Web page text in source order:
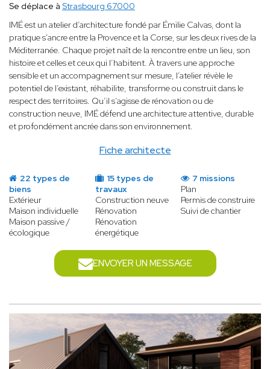
Fiche architecte
Se déplace à Strasbourg 67000
IMÉ est un atelier d’architecture fondé par Émilie Calvas, dont la
pratique s’ancre entre la Provence et la Corse, sur les deux rives de la
Méditerranée. Chaque projet naît de la rencontre entre un lieu, son
histoire et celles et ceux qui l’habitent. À travers une approche
sensible et un accompagnement sur mesure, l’atelier révèle le
potentiel de l’existant, réhabilite, transforme ou construit dans le
respect des territoires. Qu’il s’agisse de rénovation ou de
construction neuve, IMÉ défend une architecture attentive, durable
et profondément ancrée dans son environnement.
22 types de
biens
Extérieur
Maison individuelle
Maison passive /
écologique
15 types de
travaux
Construction neuve
Rénovation
Rénovation
énergétique
7 missions
Plan
Permis de construire
Suivi de chantier
ENVOYER UN MESSAGE